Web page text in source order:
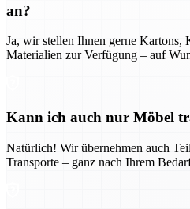
an?
Ja, wir stellen Ihnen gerne Kartons,
Materialien zur Verfügung – auf
Kann ich auch nur Möbel
Natürlich! Wir übernehmen auch
Transporte – ganz nach Ihrem